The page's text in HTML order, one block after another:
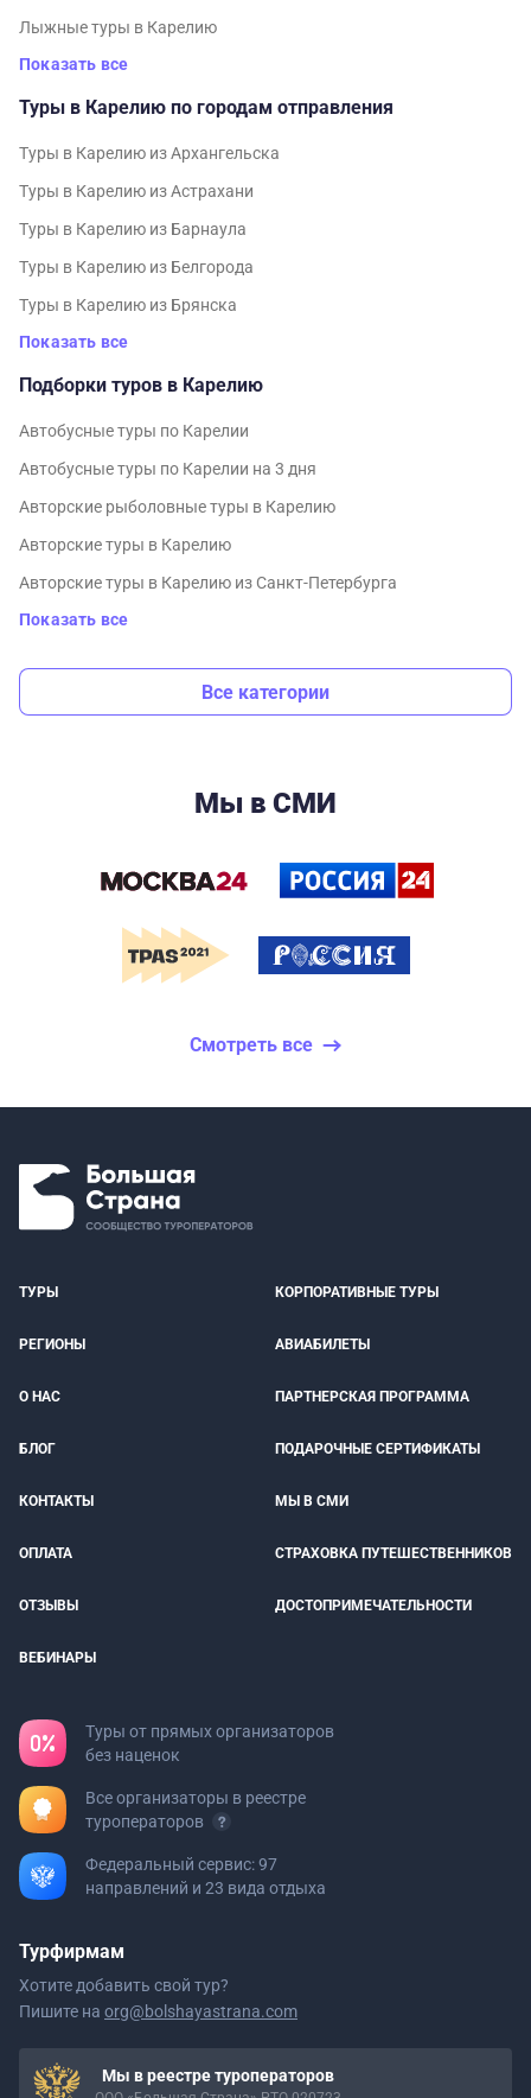
Лыжные туры в Карелию
Показать все
Туры в Карелию по городам отправления
Туры в Карелию из Архангельска
Туры в Карелию из Астрахани
Туры в Карелию из Барнаула
Туры в Карелию из Белгорода
Туры в Карелию из Брянска
Показать все
Подборки туров в Карелию
Автобусные туры по Карелии
Автобусные туры по Карелии на 3 дня
Авторские рыболовные туры в Карелию
Авторские туры в Карелию
Авторские туры в Карелию из Санкт-Петербурга
Показать все
Все категории
Мы в СМИ
Смотреть все
ТУРЫ КОРПОРАТИВНЫЕ ТУРЫ
РЕГИОНЫ АВИАБИЛЕТЫ
О НАС ПАРТНЕРСКАЯ ПРОГРАММА
БЛОГ ПОДАРОЧНЫЕ СЕРТИФИКАТЫ
КОНТАКТЫ МЫ В СМИ
ОПЛАТА СТРАХОВКА ПУТЕШЕСТВЕННИКОВ
ОТЗЫВЫ ДОСТОПРИМЕЧАТЕЛЬНОСТИ
ВЕБИНАРЫ
Туры от прямых организаторов
без наценок
Все организаторы в реестре
туроператоров
Федеральный сервис: 97
направлений и 23 вида отдыха
Турфирмам
Хотите добавить свой тур?
Пишите на org@bolshayastrana.com
Мы в реестре туроператоров